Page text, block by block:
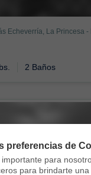
preferencias de
para
para brindarte
Echeverría, La Princesa
2 Baños